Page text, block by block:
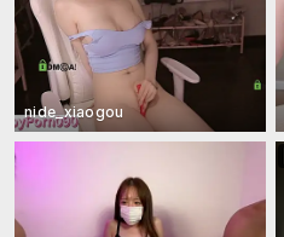
nide_xiaogou